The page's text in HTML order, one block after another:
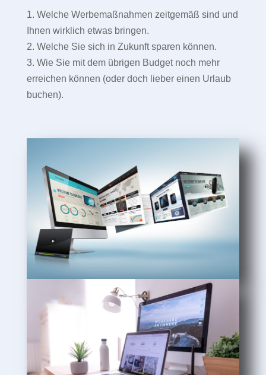
1. Welche Werbemaßnahmen zeitgemäß sind und
Ihnen wirklich etwas bringen.
2. Welche Sie sich in Zukunft sparen können.
3. Wie Sie mit dem übrigen Budget noch mehr
erreichen können (oder doch lieber einen Urlaub
buchen).